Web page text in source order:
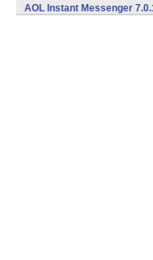
AOL Instant Messenger